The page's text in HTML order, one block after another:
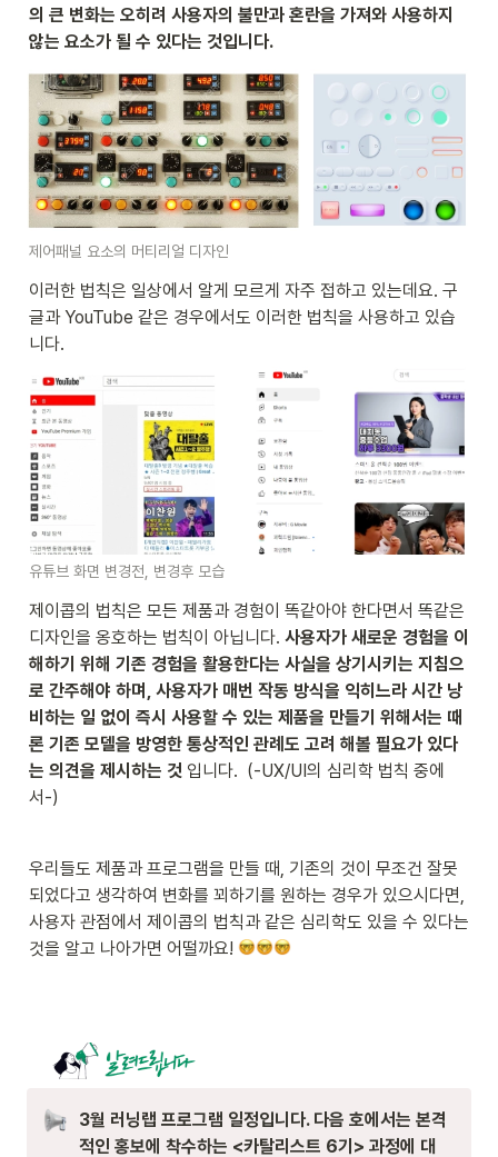
의 큰 변화는 오히려 사용자의 불만과 혼란을 가져와 사용하지
않는 요소가 될 수 있다는 것입니다.
제어패널 요소의 머티리얼 디자인
이러한 법칙은 일상에서 알게 모르게 자주 접하고 있는데요. 구
글과 YouTube 같은 경우에서도 이러한 법칙을 사용하고 있습
니다.
유튜브 화면 변경전, 변경후 모습
제이콥의 법칙은 모든 제품과 경험이 똑같아야 한다면서 똑같은
디자인을 옹호하는 법칙이 아닙니다. 사용자가 새로운 경험을 이
해하기 위해 기존 경험을 활용한다는 사실을 상기시키는 지침으
로 간주해야 하며, 사용자가 매번 작동 방식을 익히느라 시간 낭
비하는 일 없이 즉시 사용할 수 있는 제품을 만들기 위해서는 때
론 기존 모델을 방영한 통상적인 관례도 고려 해볼 필요가 있다
는 의견을 제시하는 것 입니다.  (-UX/UI의 심리학 법칙 중에
서-)
우리들도 제품과 프로그램을 만들 때, 기존의 것이 무조건 잘못
되었다고 생각하여 변화를 꾀하기를 원하는 경우가 있으시다면,
사용자 관점에서 제이콥의 법칙과 같은 심리학도 있을 수 있다는
것을 알고 나아가면 어떨까요!
3월 러닝랩 프로그램 일정입니다. 다음 호에서는 본격
적인 홍보에 착수하는 <카탈리스트 6기> 과정에 대